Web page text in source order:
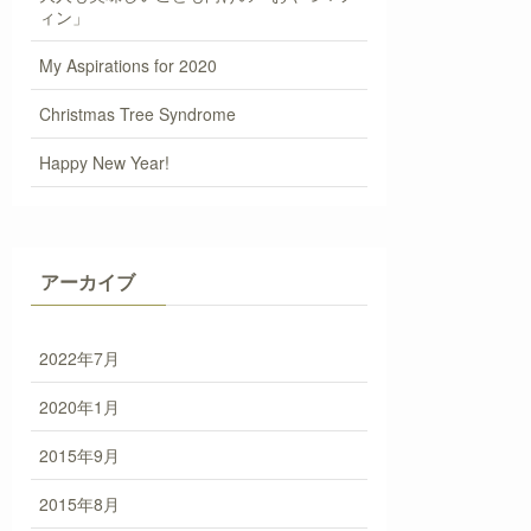
ィン」
My Aspirations for 2020
Christmas Tree Syndrome
Happy New Year!
アーカイブ
2022年7月
2020年1月
2015年9月
2015年8月